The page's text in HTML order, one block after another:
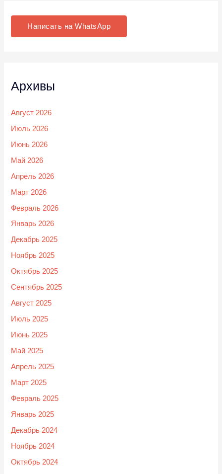
Написать на WhatsApp
Архивы
Август 2026
Июль 2026
Июнь 2026
Май 2026
Апрель 2026
Март 2026
Февраль 2026
Январь 2026
Декабрь 2025
Ноябрь 2025
Октябрь 2025
Сентябрь 2025
Август 2025
Июль 2025
Июнь 2025
Май 2025
Апрель 2025
Март 2025
Февраль 2025
Январь 2025
Декабрь 2024
Ноябрь 2024
Октябрь 2024